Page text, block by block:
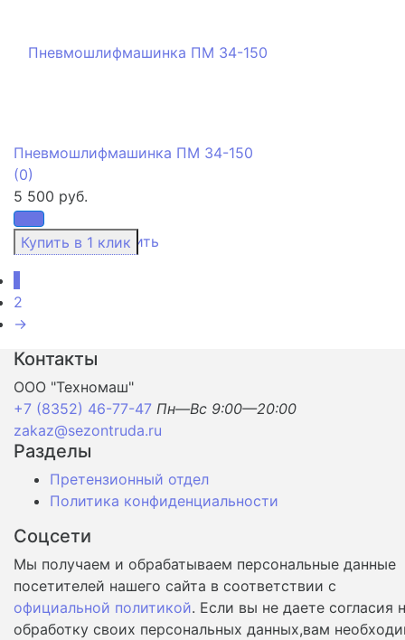
избранное сравнить
Пневмошлифмашинка ПМ 34-150
(0)
5 500 руб.
2
→
Контакты
ООО "Техномаш"
+7 (8352) 46-77-47 Пн—Вс 9:00—20:00
zakaz@sezontruda.ru
Разделы
Претензионный отдел
Политика конфиденциальности
Соцсети
Мы получаем и обрабатываем персональные данные
посетителей нашего сайта в соответствии с
официальной политикой. Если вы не даете согласия
обработку своих персональных данных,вам